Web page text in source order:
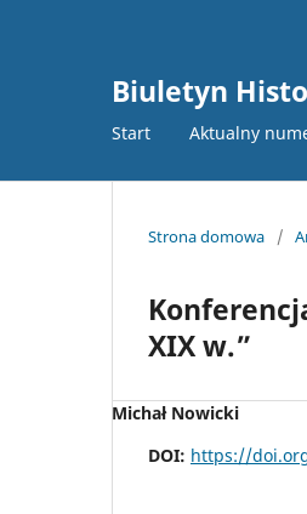
Biuletyn
Start Aktualny
Strona domowa /
XIX w.”
Michał Nowicki
DOI: https://